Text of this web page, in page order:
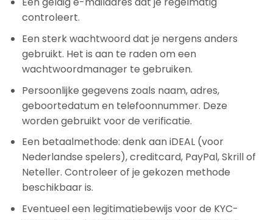
controleert.
Een sterk wachtwoord dat je nergens anders
gebruikt. Het is aan te raden om een
wachtwoordmanager te gebruiken.
Persoonlijke gegevens zoals naam, adres,
geboortedatum en telefoonnummer. Deze
worden gebruikt voor de verificatie.
Een betaalmethode: denk aan iDEAL (voor
Nederlandse spelers), creditcard, PayPal, Skrill of
Neteller. Controleer of je gekozen methode
beschikbaar is.
Eventueel een legitimatiebewijs voor de KYC-